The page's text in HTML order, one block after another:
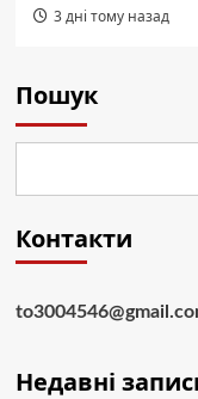
3 дні тому назад
Пошук
Контакти
Недавні